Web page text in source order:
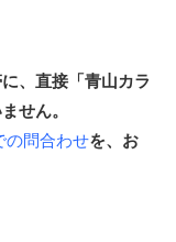
、直接「青山カラ
せん。
の問合わせを、お